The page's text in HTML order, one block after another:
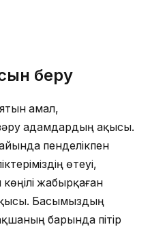
беру
амал,
адамдардың ақысы.
пенделікпен
өтеуі,
жабырқаған
Басымыздың
барында пітір